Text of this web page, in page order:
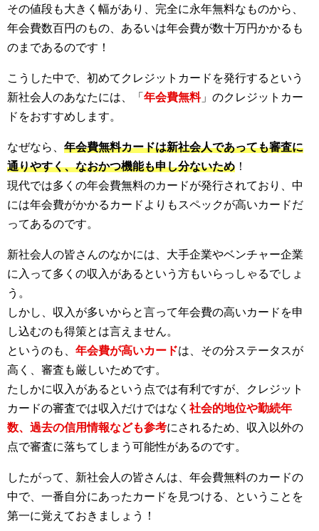
その値段も大きく幅があり、完全に永年無料なものから、
年会費数百円のもの、あるいは年会費が数十万円かかるも
のまであるのです！
こうした中で、初めてクレジットカードを発行するという
新社会人のあなたには、「 年会費無料」のクレジットカー
ドをおすすめします。
なぜなら、 年会費無料カードは新社会人であっても審査に
通りやすく、なおかつ機能も申し分ないため ！
現代では多くの年会費無料のカードが発行されており、中
には年会費がかかるカードよりもスペックが高いカードだ
ってあるのです。
新社会人の皆さんのなかには、大手企業やベンチャー企業
に入って多くの収入があるという方もいらっしゃるでしょ
う。
しかし、収入が多いからと言って年会費の高いカードを申
し込むのも得策とは言えません。
というのも、 年会費が高いカードは、その分ステータスが
高く、審査も厳しいためです。
たしかに収入があるという点では有利ですが、クレジット
カードの審査では収入だけではなく 社会的地位や勤続年
数、過去の信用情報なども参考にされるため、収入以外の
点で審査に落ちてしまう可能性があるのです。
したがって、新社会人の皆さんは、年会費無料のカードの
中で、一番自分にあったカードを見つける、ということを
第一に覚えておきましょう！